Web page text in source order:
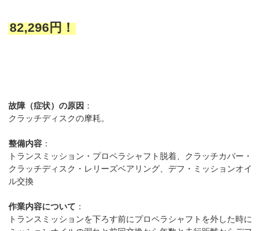
82,296円！
故障（症状）の原因 ：
クラッチディスクの摩耗。
整備内容 ：
トランスミッション・プロペラシャフト脱着、クラッチカバー・
クラッチディスク・レリーズベアリング、デフ・ミッションオイ
ル交換
作業内容について ：
トランスミッションを下ろす前にプロペラシャフトを外した時に